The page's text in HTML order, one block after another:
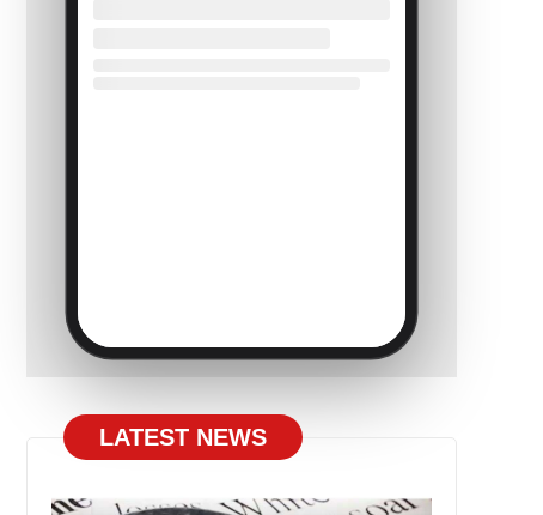
LATEST NEWS